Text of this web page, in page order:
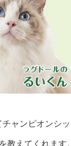
ャンピオンシッ
教えてくれます。